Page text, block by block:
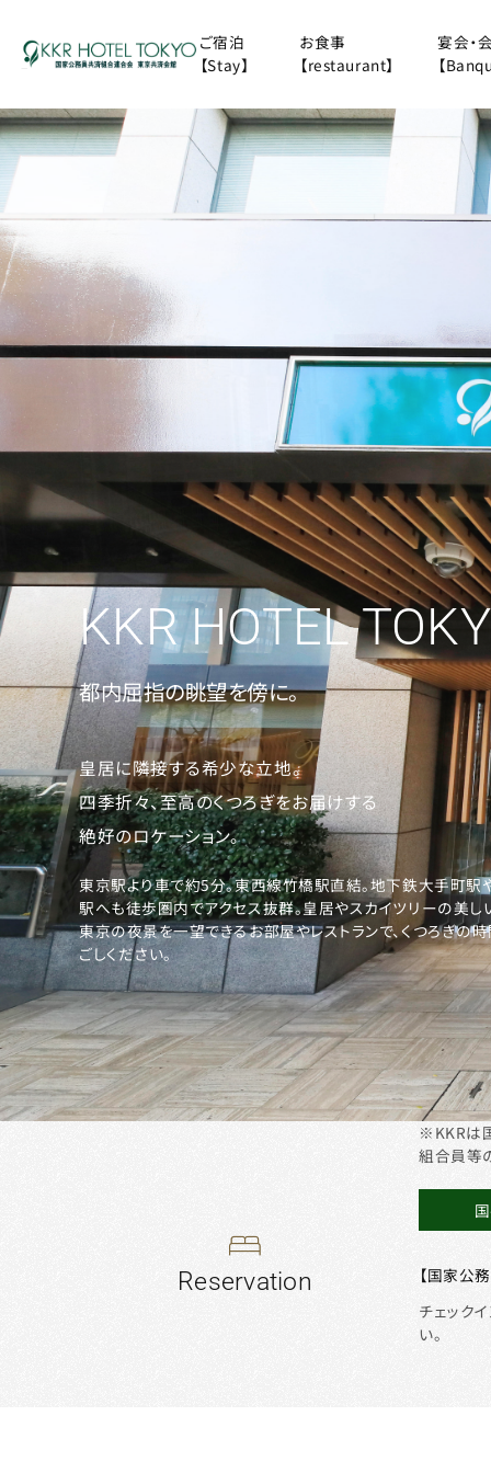
ご宿泊
【Stay】
お食事
【restaurant】
宴会・
【
K
K
R
ホ
テ
ル
東
都内屈指の眺望を傍に。
皇居に隣接する希少な立地。
四季折々、至高のくつろぎをお届けする
絶好のロケーション。
東京駅より車で約5分。東西線竹橋駅直結。地下鉄大手町駅
駅へも徒歩圏内でアクセス抜群。皇居やスカイツリーの美し
東京の夜景を一望できるお部屋やレストランで、くつろぎの
ごしください。
※KKRは
組合員等
【国家公
チェック
い。